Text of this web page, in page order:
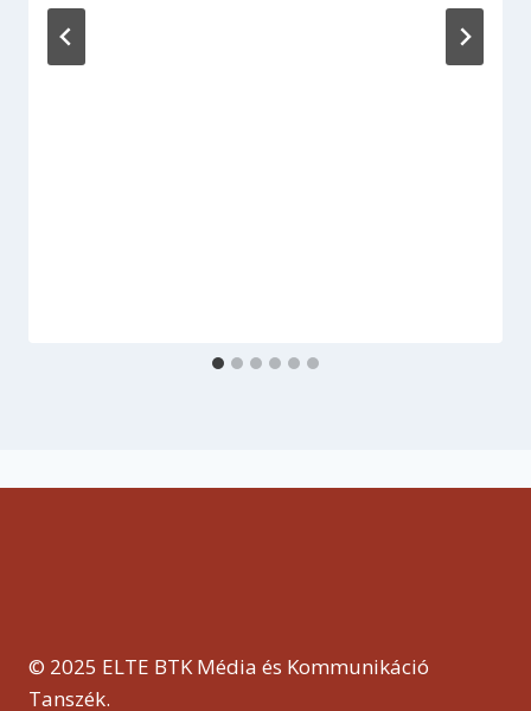
© 2025 ELTE BTK Média és Kommunikáció
Tanszék.